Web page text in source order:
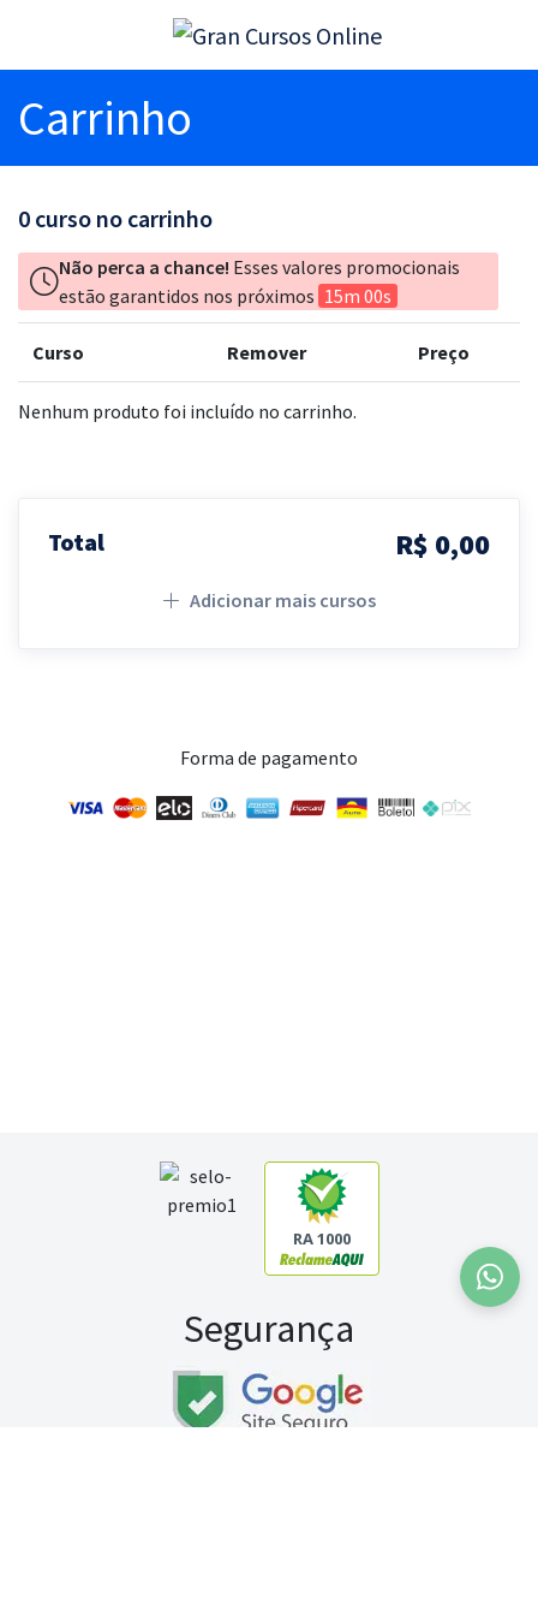
Carrinho
0 curso no carrinho
Não perca a chance! Esses valores promocionais
estão garantidos nos próximos 15m 00s
Curso Remover Preço
Nenhum produto foi incluído no carrinho.
Total R$ 0,00
Adicionar mais cursos
Forma de pagamento
RA 1000
Segurança